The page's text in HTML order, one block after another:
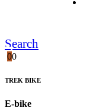
Search
00
TREK BIKE
E-bike